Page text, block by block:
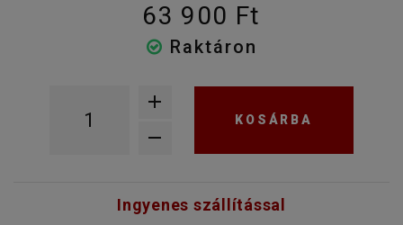
63 900 Ft
Raktáron
KOSÁRBA
Ingyenes szállítással